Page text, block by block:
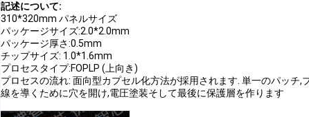
記述について:
310*320mm パネルサイズ
パッケージサイズ:2.0*2.0mm
パッケージ厚さ:0.5mm
チップサイズ: 1.0*1.6mm
プロセスタイプ:FOPLP (上向き)
プロセスの流れ: 面向型カプセル化方法が採用されます. 単一のパッチ
線を導くために穴を開け,電圧塗装そして最後に保護層を作ります